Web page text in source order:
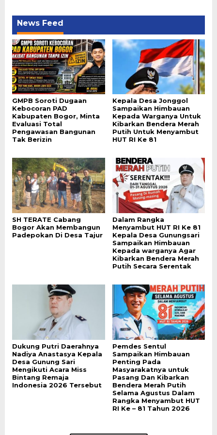
News Feed
GMPB Soroti Dugaan
Kebocoran PAD
Kabupaten Bogor, Minta
Evaluasi Total
Pengawasan Bangunan
Tak Berizin
Kepala Desa Jonggol
Sampaikan Himbauan
Kepada Warganya Untuk
Kibarkan Bendera Merah
Putih Untuk Menyambut
HUT RI Ke 81
SH TERATE Cabang
Bogor Akan Membangun
Padepokan Di Desa Tajur
Dalam Rangka
Menyambut HUT RI Ke 81
Kepala Desa Gunungsari
Sampaikan Himbauan
Kepada warganya Agar
Kibarkan Bendera Merah
Putih Secara Serentak
Dukung Putri Daerahnya
Nadiya Anastasya Kepala
Desa Gunung Sari
Mengikuti Acara Miss
Bintang Remaja
Indonesia 2026 Tersebut
Pemdes Sentul
Sampaikan Himbauan
Penting Pada
Masyarakatnya untuk
Pasang Dan Kibarkan
Bendera Merah Putih
Selama Agustus Dalam
Rangka Menyambut HUT
RI Ke – 81 Tahun 2026